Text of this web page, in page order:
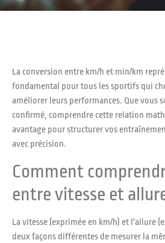
La conversion entre km/h et min/km
fondamental pour tous les sportifs qui
améliorer leurs performances. Que vous
confirmé, comprendre cette relation
avantage pour structurer vos
avec précision.
Comment
entre vitesse et
La vitesse (exprimée en km/h) et l'allure
deux façons différentes de mesurer la